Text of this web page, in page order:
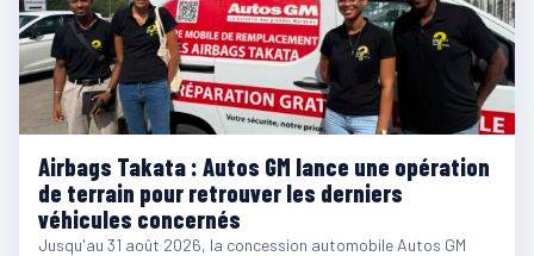
Airbags Takata : Autos GM lance une opération
de terrain pour retrouver les derniers
véhicules concernés
Jusqu'au 31 août 2026, la concession automobile Autos GM